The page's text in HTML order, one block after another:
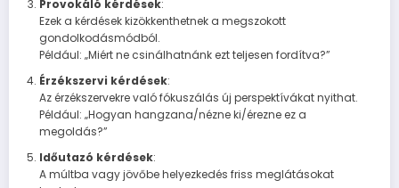
Provokáló kérdések:
Ezek a kérdések kizökkenthetnek a megszokott
gondolkodásmódból.
Például: „Miért ne csinálhatnánk ezt teljesen fordítva?”
Érzékszervi kérdések:
Az érzékszervekre való fókuszálás új perspektívákat nyithat.
Például: „Hogyan hangzana/nézne ki/érezne ez a
megoldás?”
Időutazó kérdések:
A múltba vagy jövőbe helyezkedés friss meglátásokat